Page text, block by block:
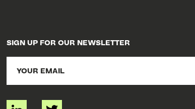
SIGN UP FOR OUR NEWSLETTER